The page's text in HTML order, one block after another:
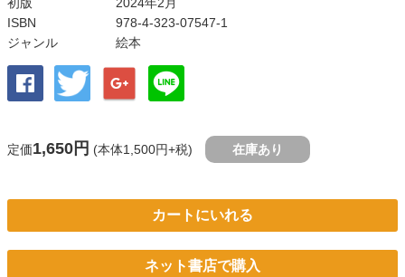
ISBN
978-4-323-07547-1
ジャンル
絵本
定価1,650円 (本体1,500円+税) 在庫あり
カートにいれる
ネット書店で購入